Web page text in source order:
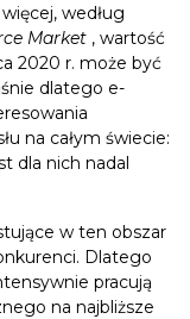
według
Market , wartość
2020 r. może być
dlatego e-
na całym świecie:
dla nich nadal
w ten obszar
Dlatego
pracują
na najbliższe